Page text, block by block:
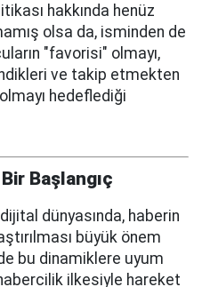
hakkında henüz
olsa da, isminden de
"favorisi" olmayı,
ve takip etmekten
hedeflediği
Başlangıç
dünyasında, haberin
büyük önem
bu dinamiklere uyum
ilkesiyle hareket